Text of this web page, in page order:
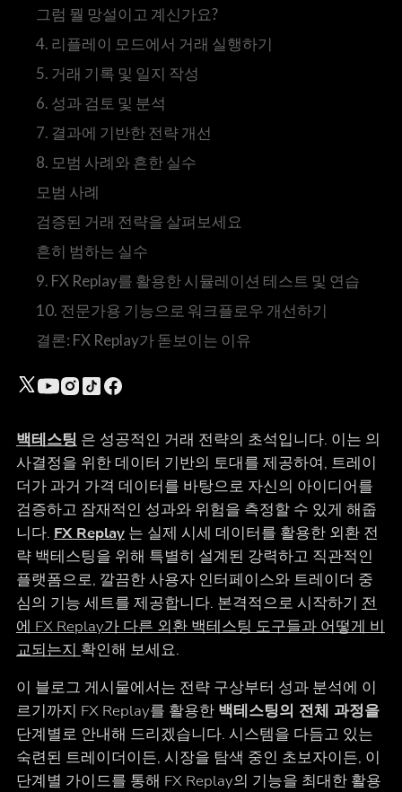
백테스팅 은 성공적인 거래 전략의 초석입니다. 이는 의
사결정을 위한 데이터 기반의 토대를 제공하여, 트레이
더가 과거 가격 데이터를 바탕으로 자신의 아이디어를
검증하고 잠재적인 성과와 위험을 측정할 수 있게 해줍
니다. FX Replay는 실제 시세 데이터를 활용한 외환 전
략 백테스팅을 위해 특별히 설계된 강력하고 직관적인
플랫폼으로, 깔끔한 사용자 인터페이스와 트레이더 중
심의 기능 세트를 제공합니다. 본격적으로 시작하기 전
에 FX Replay가 다른 외환 백테스팅 도구들과 어떻게 비
교되는지 확인해 보세요.
이 블로그 게시물에서는 전략 구상부터 성과 분석에 이
르기까지 FX Replay를 활용한 백테스팅의 전체 과정을
단계별로 안내해 드리겠습니다. 시스템을 다듬고 있는
숙련된 트레이더이든, 시장을 탐색 중인 초보자이든, 이
단계별 가이드를 통해 FX Replay의 기능을 최대한 활용
그럼 뭘 망설이고 계신가요?
4. 리플레이 모드에서 거래 실행하기
5. 거래 기록 및 일지 작성
6. 성과 검토 및 분석
7. 결과에 기반한 전략 개선
8. 모범 사례와 흔한 실수
모범 사례‍
검증된 거래 전략을 살펴보세요
흔히 범하는 실수
9. FX Replay를 활용한 시뮬레이션 테스트 및 연습
10. 전문가용 기능으로 워크플로우 개선하기
결론: FX Replay가 돋보이는 이유